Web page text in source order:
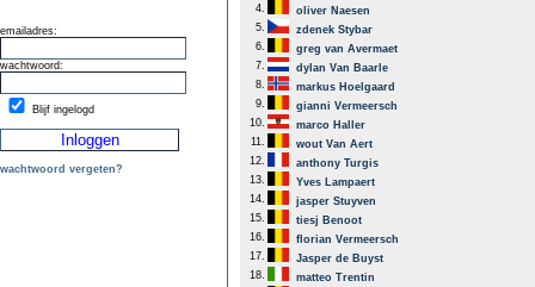
emailadres:
wachtwoord:
Blijf ingelogd
wachtwoord vergeten?
4.
oliver Naesen
5.
zdenek Stybar
6.
greg van Avermaet
7.
dylan Van Baarle
8.
markus Hoelgaard
9.
gianni Vermeersch
10.
marco Haller
11.
wout Van Aert
12.
anthony Turgis
13.
Yves Lampaert
14.
jasper Stuyven
15.
tiesj Benoot
16.
florian Vermeersch
17.
Jasper de Buyst
18.
matteo Trentin